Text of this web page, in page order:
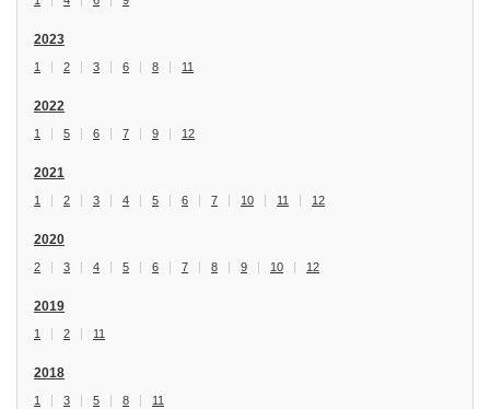
2023
1 2 3 6 8 11
2022
1 5 6 7 9 12
2021
1 2 3 4 5 6 7 10 11 12
2020
2 3 4 5 6 7 8 9 10 12
2019
1 2 11
2018
1 3 5 8 11